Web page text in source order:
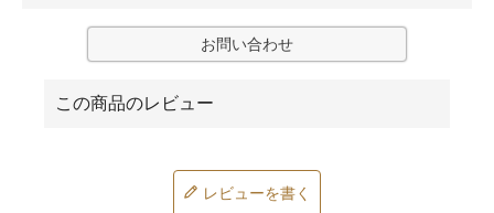
お問い合わせ
レビューを書く